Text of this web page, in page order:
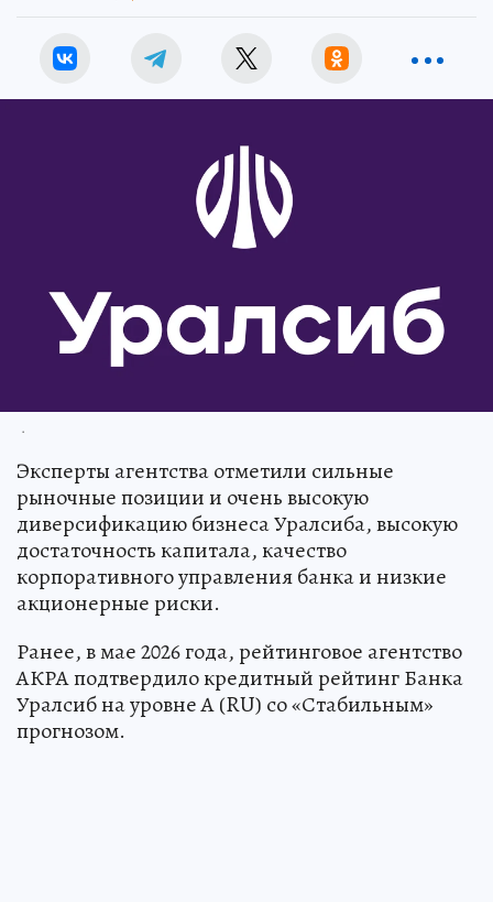
.
Эксперты агентства отметили сильные
рыночные позиции и очень высокую
диверсификацию бизнеса Уралсиба, высокую
достаточность капитала, качество
корпоративного управления банка и низкие
акционерные риски.
Ранее, в мае 2026 года, рейтинговое агентство
АКРА подтвердило кредитный рейтинг Банка
Уралсиб на уровне А (RU) со «Стабильным»
прогнозом.